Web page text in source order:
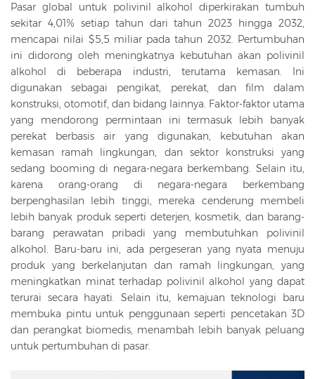
Pasar global untuk polivinil alkohol diperkirakan tumbuh
sekitar 4,01% setiap tahun dari tahun 2023 hingga 2032,
mencapai nilai $5,5 miliar pada tahun 2032. Pertumbuhan
ini didorong oleh meningkatnya kebutuhan akan polivinil
alkohol di beberapa industri, terutama kemasan. Ini
digunakan sebagai pengikat, perekat, dan film dalam
konstruksi, otomotif, dan bidang lainnya. Faktor-faktor utama
yang mendorong permintaan ini termasuk lebih banyak
perekat berbasis air yang digunakan, kebutuhan akan
kemasan ramah lingkungan, dan sektor konstruksi yang
sedang booming di negara-negara berkembang. Selain itu,
karena orang-orang di negara-negara berkembang
berpenghasilan lebih tinggi, mereka cenderung membeli
lebih banyak produk seperti deterjen, kosmetik, dan barang-
barang perawatan pribadi yang membutuhkan polivinil
alkohol. Baru-baru ini, ada pergeseran yang nyata menuju
produk yang berkelanjutan dan ramah lingkungan, yang
meningkatkan minat terhadap polivinil alkohol yang dapat
terurai secara hayati. Selain itu, kemajuan teknologi baru
membuka pintu untuk penggunaan seperti pencetakan 3D
dan perangkat biomedis, menambah lebih banyak peluang
untuk pertumbuhan di pasar.